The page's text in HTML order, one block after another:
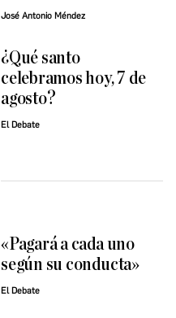
José Antonio Méndez
¿Qué santo
celebramos hoy, 7 de
agosto?
El Debate
«Pagará a cada uno
según su conducta»
El Debate